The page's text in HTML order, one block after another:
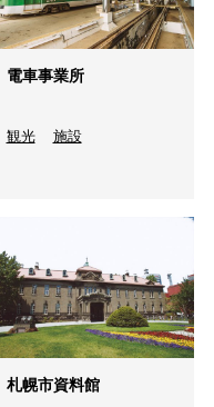
電車事業所
観光 施設
札幌市資料館